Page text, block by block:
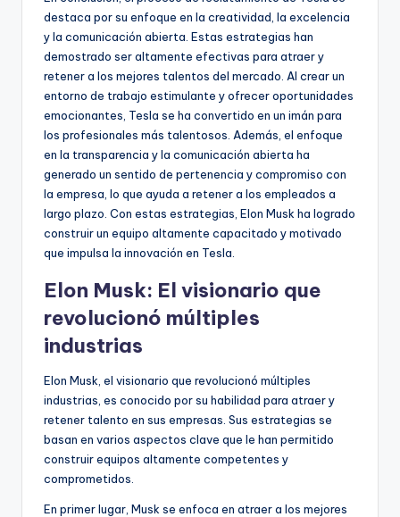
destaca por su enfoque en la creatividad, la excelencia
y la comunicación abierta. Estas estrategias han
demostrado ser altamente efectivas para atraer y
retener a los mejores talentos del mercado. Al crear un
entorno de trabajo estimulante y ofrecer oportunidades
emocionantes, Tesla se ha convertido en un imán para
los profesionales más talentosos. Además, el enfoque
en la transparencia y la comunicación abierta ha
generado un sentido de pertenencia y compromiso con
la empresa, lo que ayuda a retener a los empleados a
largo plazo. Con estas estrategias, Elon Musk ha logrado
construir un equipo altamente capacitado y motivado
que impulsa la innovación en Tesla.
Elon Musk: El visionario que
revolucionó múltiples
industrias
Elon Musk, el visionario que revolucionó múltiples
industrias, es conocido por su habilidad para atraer y
retener talento en sus empresas. Sus estrategias se
basan en varios aspectos clave que le han permitido
construir equipos altamente competentes y
comprometidos.
En primer lugar, Musk se enfoca en atraer a los mejores